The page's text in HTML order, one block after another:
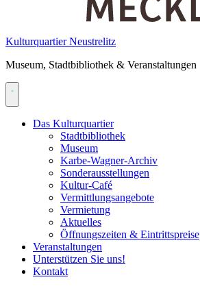
Kulturquartier Neustrelitz
Museum, Stadtbibliothek & Veranstaltungen
Das Kulturquartier
Stadtbibliothek
Museum
Karbe-Wagner-Archiv
Sonderausstellungen
Kultur-Café
Vermittlungsangebote
Vermietung
Aktuelles
Öffnungszeiten & Eintrittspreise
Veranstaltungen
Unterstützen Sie uns!
Kontakt